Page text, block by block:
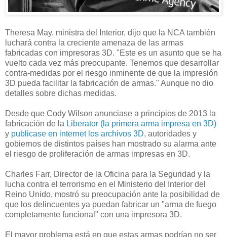
Theresa May, ministra del Interior, dijo que la NCA también
luchará contra la creciente amenaza de las armas
fabricadas con impresoras 3D. "Este es un asunto que se ha
vuelto cada vez más preocupante. Tenemos que desarrollar
contra-medidas por el riesgo inminente de que la impresión
3D pueda facilitar la fabricación de armas." Aunque no dio
detalles sobre dichas medidas.
Desde que Cody Wilson anunciase a principios de 2013 la
fabricación de la Liberator (la primera arma impresa en 3D)
y publicase en internet los archivos 3D, autoridades y
gobiernos de distintos países han mostrado su alarma ante
el riesgo de proliferación de armas impresas en 3D.
Charles Farr, Director de la Oficina para la Seguridad y la
lucha contra el terrorismo en el Ministerio del Interior del
Reino Unido, mostró su preocupación ante la posibilidad de
que los delincuentes ya puedan fabricar un "arma de fuego
completamente funcional" con una impresora 3D.
El mayor problema está en que estas armas podrían no ser